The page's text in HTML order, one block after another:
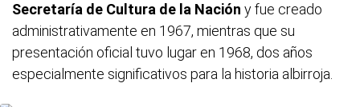
Secretaría de Cultura de la Nación y fue creado
administrativamente en 1967, mientras que su
presentación oficial tuvo lugar en 1968, dos años
especialmente significativos para la historia albirroja.